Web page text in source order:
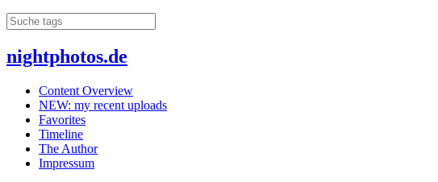
nightphotos.de
Content Overview
NEW: my recent uploads
Favorites
Timeline
The Author
Impressum